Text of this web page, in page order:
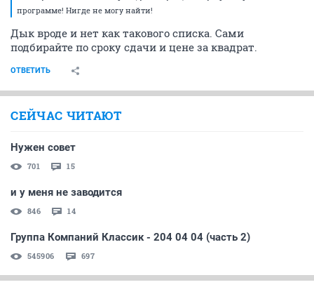
программе! Нигде не могу найти!
Дык вроде и нет как такового списка. Сами
подбирайте по сроку сдачи и цене за квадрат.
ОТВЕТИТЬ
СЕЙЧАС ЧИТАЮТ
Нужен совет
701 15
и у меня не заводится
846 14
Группа Компаний Классик - 204 04 04 (часть 2)
545906 697